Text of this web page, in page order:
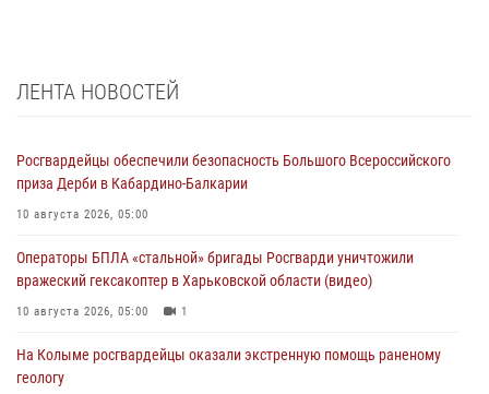
ЛЕНТА НОВОСТЕЙ
Росгвардейцы обеспечили безопасность Большого Всероссийского
приза Дерби в Кабардино-Балкарии
10 августа 2026, 05:00
Операторы БПЛА «стальной» бригады Росгварди уничтожили
вражеский гексакоптер в Харьковской области (видео)
10 августа 2026, 05:00 1
На Колыме росгвардейцы оказали экстренную помощь раненому
геологу